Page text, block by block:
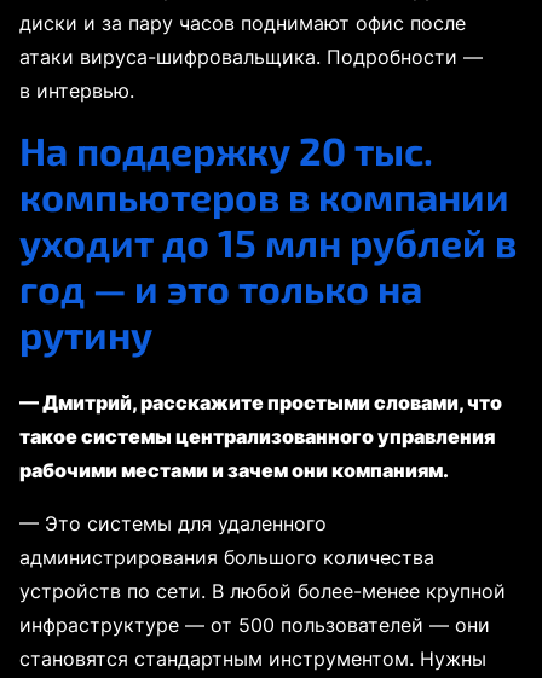
диски и за пару часов поднимают офис после
атаки вируса-шифровальщика. Подробности —
в интервью.
На поддержку 20 тыс.
компьютеров в компании
уходит до 15 млн рублей в
год — и это только на
рутину
— Дмитрий, расскажите простыми словами, что
такое системы централизованного управления
рабочими местами и зачем они компаниям.
— Это системы для удаленного
администрирования большого количества
устройств по сети. В любой более-менее крупной
инфраструктуре — от 500 пользователей — они
становятся стандартным инструментом. Нужны